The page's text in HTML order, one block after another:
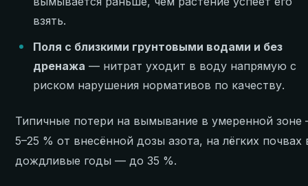
взять.
Поля с близкими грунтовыми водами и без
дренажа — нитрат уходит в воду напрямую с
риском нарушения нормативов по качеству.
Типичные потери на вымывание в умеренной
5–25 % от внесённой дозы азота, на лёгких почвах
дождливые годы — до 35 %.